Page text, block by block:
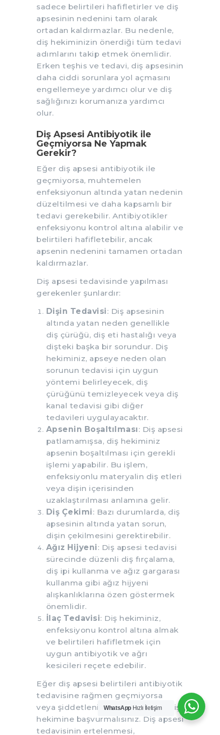
sadece belirtileri hafifletirler ve diş
apsesinin nedenini tam olarak
ortadan kaldırmazlar. Bu nedenle,
diş hekiminizin önerdiği tüm tedavi
adımlarını takip etmek önemlidir.
Erken teşhis ve tedavi, diş apsesinin
daha ciddi sorunlara yol açmasını
engellemeye yardımcı olur ve diş
sağlığınızı korumanıza yardımcı
olur.
Diş Apsesi Antibiyotik ile
Geçmiyorsa Ne Yapmak
Gerekir?
Eğer diş apsesi antibiyotik ile
geçmiyorsa, muhtemelen
enfeksiyonun altında yatan nedenin
düzeltilmesi ve daha kapsamlı bir
tedavi gerekebilir. Antibiyotikler
enfeksiyonu kontrol altına alabilir ve
belirtileri hafifletebilir, ancak
apsenin nedenini tamamen ortadan
kaldırmazlar.
Diş apsesi tedavisinde yapılması
gerekenler şunlardır:
Dişin Tedavisi: Diş apsesinin
altında yatan neden genellikle
diş çürüğü, diş eti hastalığı veya
dişteki başka bir sorundur. Diş
hekiminiz, apseye neden olan
sorunun tedavisi için uygun
yöntemi belirleyecek, diş
çürüğünü temizleyecek veya diş
kanal tedavisi gibi diğer
tedavileri uygulayacaktır.
Apsenin Boşaltılması: Diş apsesi
patlamamışsa, diş hekiminiz
apsenin boşaltılması için gerekli
işlemi yapabilir. Bu işlem,
enfeksiyonlu materyalin diş etleri
veya dişin içerisinden
uzaklaştırılması anlamına gelir.
Diş Çekimi: Bazı durumlarda, diş
apsesinin altında yatan sorun,
dişin çekilmesini gerektirebilir.
Ağız Hijyeni: Diş apsesi tedavisi
sürecinde düzenli diş fırçalama,
diş ipi kullanma ve ağız gargarası
kullanma gibi ağız hijyeni
alışkanlıklarına özen göstermek
önemlidir.
İlaç Tedavisi: Diş hekiminiz,
enfeksiyonu kontrol altına almak
ve belirtileri hafifletmek için
uygun antibiyotik ve ağrı
kesicileri reçete edebilir.
Eğer diş apsesi belirtileri antibiyotik
tedavisine rağmen geçmiyorsa
veya şiddetleniyorsa, hemen bir diş
hekimine başvurmalısınız. Diş apsesi
tedavisinin ertelenmesi,
WhatsApp Hızlı İletişim